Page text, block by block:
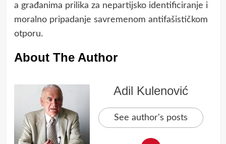
a građanima prilika za nepartijsko identificiranje i
moralno pripadanje savremenom antifašističkom
otporu.
About The Author
Adil Kulenović
See author's posts